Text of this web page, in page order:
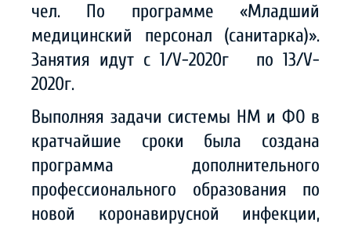
чел. По программе «Младший
медицинский персонал (санитарка)».
Занятия идут с 1/V-2020г по 13/V-
2020г.
Выполняя задачи системы НМ и ФО в
кратчайшие сроки была создана
программа дополнительного
профессионального образования по
новой коронавирусной инфекции,